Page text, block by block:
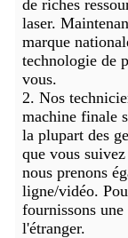
de riches
laser.
marque
technologie de
vous.
2. Nos
machine finale
la plupart des
que vous
nous prenons
ligne/vidéo.
fournissons une
l'étranger.